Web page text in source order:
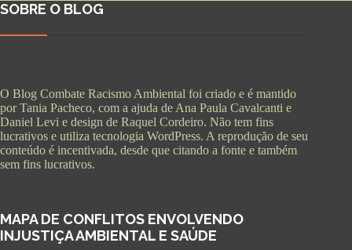
SOBRE O BLOG
O Blog Combate Racismo Ambiental foi criado e é mantido
por Tania Pacheco, com a ajuda de Ana Paula Cavalcanti e
Daniel Levi e design de Raquel Cordeiro. Não tem fins
lucrativos e utiliza tecnologia WordPress. A reprodução de seu
conteúdo é incentivada, desde que citando a fonte e também
sem fins lucrativos.
MAPA DE CONFLITOS ENVOLVENDO
INJUSTIÇA AMBIENTAL E SAÚDE